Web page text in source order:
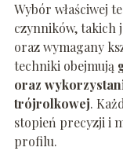
Wybór właściwej
czynników, takich
oraz wymagany
techniki obejmują
oraz
trójrolkowej.
stopień precyzji i
profilu.